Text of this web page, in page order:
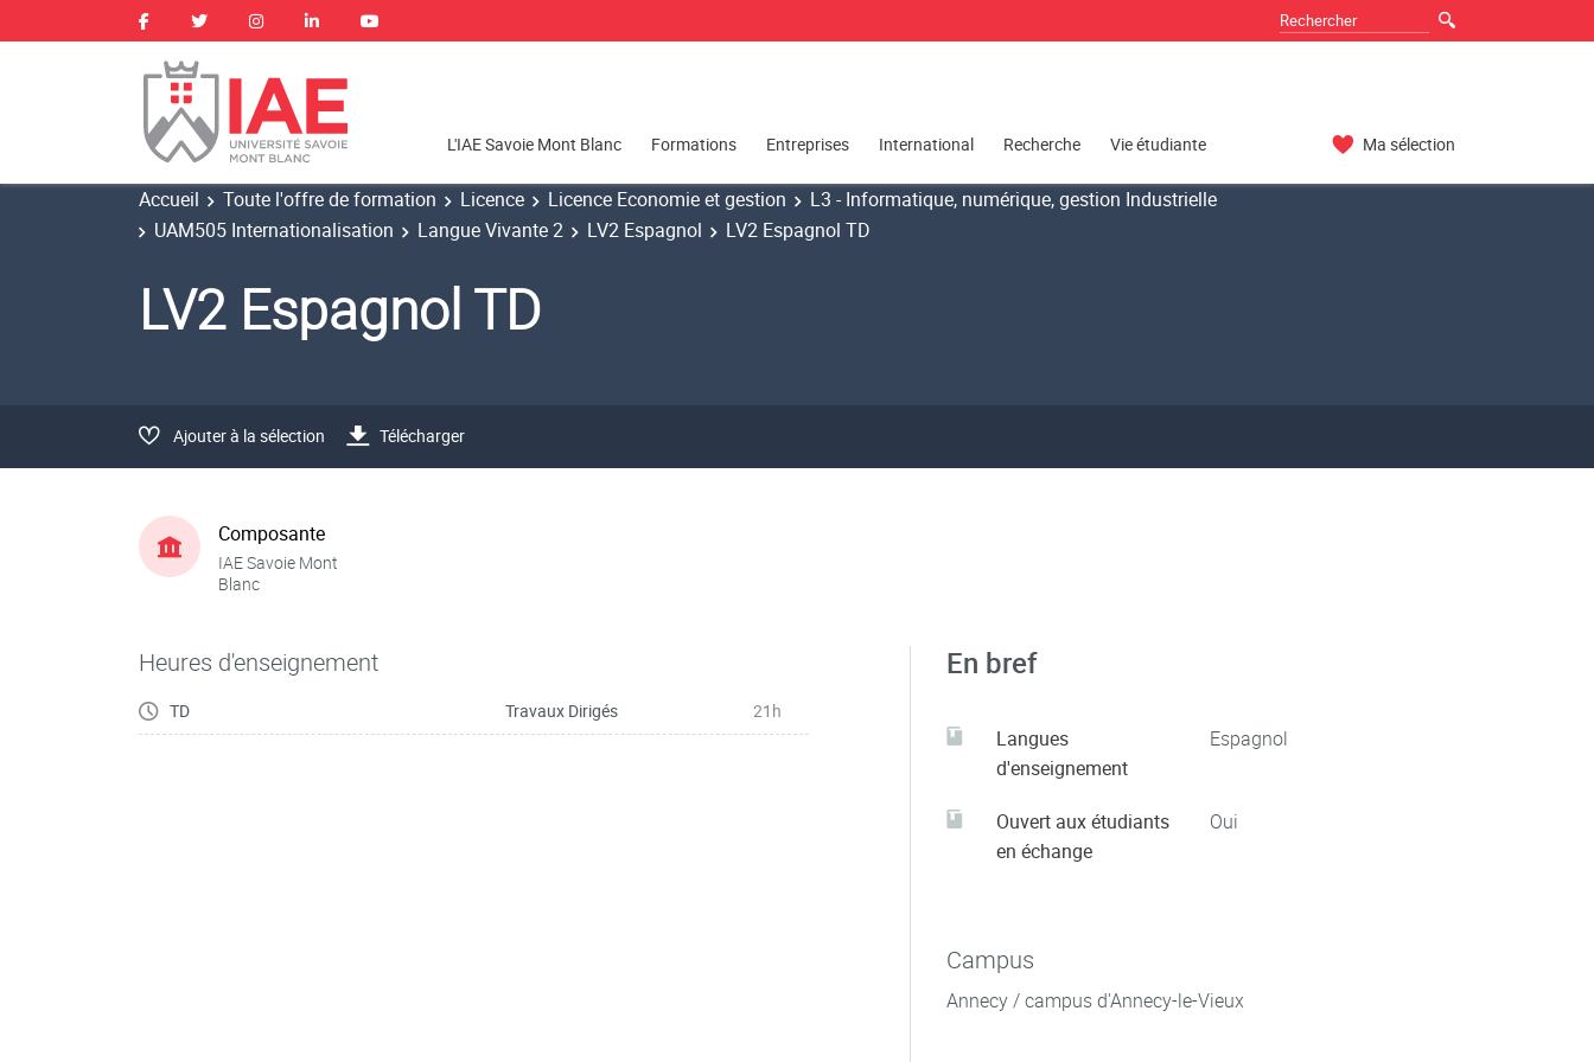
L'IAE Savoie Mont Blanc Formations Entreprises International Recherche Vie étudiante Ma sélection
Accueil Toute l'offre de formation Licence Licence Economie et gestion
L3 - Informatique, numérique, gestion Industrielle
UAM505 Internationalisation
Langue Vivante 2 LV2 Espagnol LV2 Espagnol TD
LV2 Espagnol TD
Ajouter à la sélection Télécharger
Composante
IAE Savoie Mont
Blanc
Heures d'enseignement
TD Travaux Dirigés 21h
En bref
Langues
d'enseignement
Espagnol
Ouvert aux étudiants
en échange
Oui
Campus
Annecy / campus d'Annecy-le-Vieux